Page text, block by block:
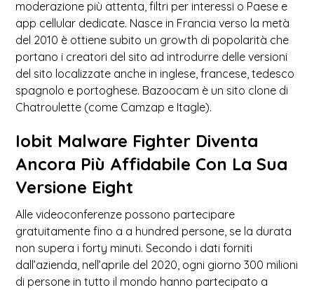
moderazione più attenta, filtri per interessi o Paese e
app cellular dedicate. Nasce in Francia verso la metà
del 2010 è ottiene subito un growth di popolarità che
portano i creatori del sito ad introdurre delle versioni
del sito localizzate anche in inglese, francese, tedesco
spagnolo e portoghese. Bazoocam è un sito clone di
Chatroulette (come Camzap e Itagle).
Iobit Malware Fighter Diventa
Ancora Più Affidabile Con La Sua
Versione Eight
Alle videoconferenze possono partecipare
gratuitamente fino a a hundred persone, se la durata
non supera i forty minuti. Secondo i dati forniti
dall’azienda, nell’aprile del 2020, ogni giorno 300 milioni
di persone in tutto il mondo hanno partecipato a